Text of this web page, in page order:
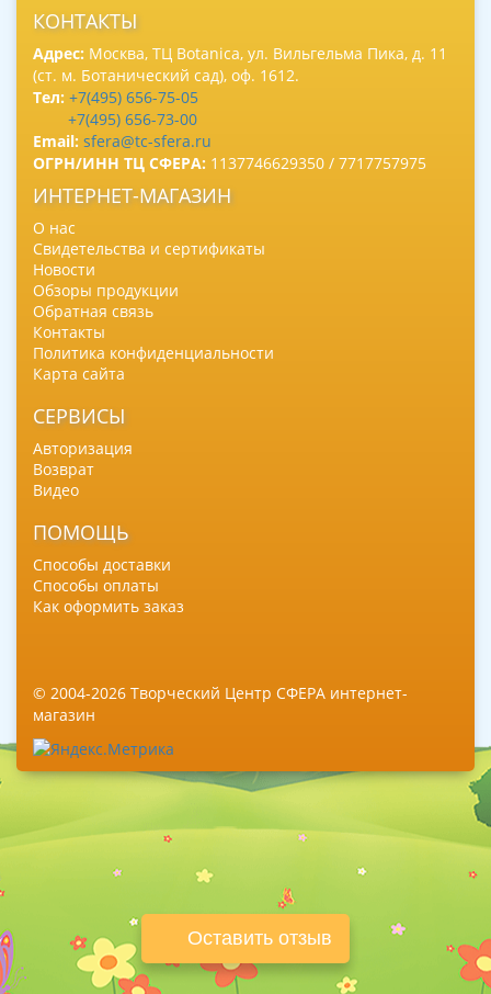
Оставить отзыв
КОНТАКТЫ
Адрес: Москва, ТЦ Botanica, ул. Вильгельма Пика, д. 11
(ст. м. Ботанический сад), оф. 1612.
Тел: +7(495) 656-75-05
+7(495) 656-73-00
Email: sfera@tc-sfera.ru
ОГРН/ИНН ТЦ СФЕРА: 1137746629350 / 7717757975
ИНТЕРНЕТ-МАГАЗИН
О нас
Свидетельства и сертификаты
Новости
Обзоры продукции
Обратная связь
Контакты
Политика конфиденциальности
Карта сайта
СЕРВИСЫ
Авторизация
Возврат
Видео
ПОМОЩЬ
Способы доставки
Способы оплаты
Как оформить заказ
© 2004-2026 Творческий Центр СФЕРА интернет-
магазин